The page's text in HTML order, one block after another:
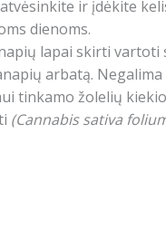
ir įdėkite
dienoms.
lapai skirti vartoti
arbatą.
tinkamo žolelių
(Cannabis sativa